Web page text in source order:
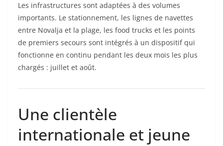
Les infrastructures sont adaptées à des volumes
importants. Le stationnement, les lignes de navettes
entre Novalja et la plage, les food trucks et les points
de premiers secours sont intégrés à un dispositif qui
fonctionne en continu pendant les deux mois les plus
chargés : juillet et août.
Une clientèle
internationale et jeune